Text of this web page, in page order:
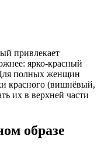
привлекает
ярко-красный
полных женщин
красного (вишнёвый,
их в верхней части
образе